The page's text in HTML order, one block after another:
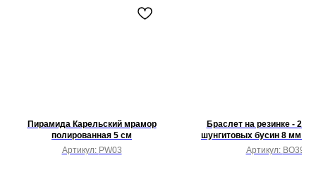
Пирамида Карельский мрамор
полированная 5 см
Артикул: PW03
Браслет на резинке - 20
шунгитовых бусин 8 мм +
красная яшма 8 мм на
Артикул: BO39